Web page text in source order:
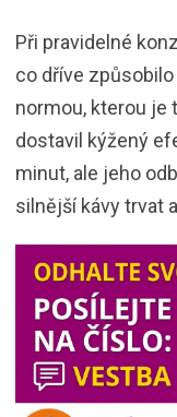
Při pravidelné
co dříve
normou, kterou je
dostavil kýžený
minut, ale jeho
silnější kávy trvat